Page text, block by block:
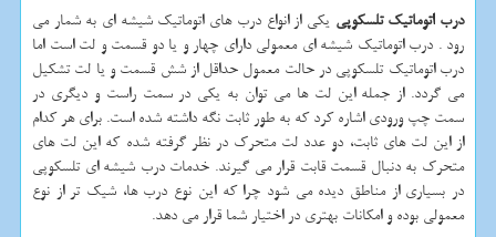
درب اتوماتیک تلسکوپی یکی از انواع درب های اتوماتیک شیشه ای به شمار می
رود . درب اتوماتیک شیشه ای معمولی دارای چهار و یا دو قسمت و لت است اما
درب اتوماتیک تلسکوپی در حالت معمول حداقل از شش قسمت و یا لت تشکیل
می گردد. از جمله این لت ها می توان به یکی در سمت راست و دیگری در
سمت چپ ورودی اشاره کرد که به طور ثابت نگه داشته شده است. برای هر کدام
از این لت های ثابت، دو عدد لت متحرک در نظر گرفته شده که این لت های
متحرک به دنبال قسمت قابت قرار می گیرند. خدمات درب شیشه ای تلسکوپی
در بسیاری از مناطق دیده می شود چرا که این نوع درب ها، شیک تر از نوع
معمولی بوده و امکانات بهتری در اختیار شما قرار می دهد.